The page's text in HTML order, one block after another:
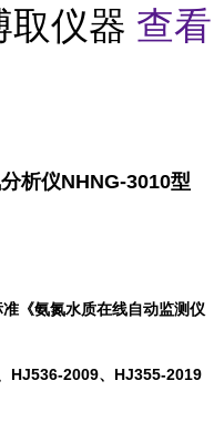
取仪器 查看
析仪NHNG-3010型
《氨氮水质在线自动监测仪
HJ536-2009、 HJ355-2019